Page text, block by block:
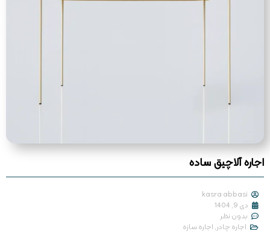
اجاره آلاچیق ساده
kasra abbasi
دی 9, 1404
بدون نظر
اجاره چادر, اجاره سازه